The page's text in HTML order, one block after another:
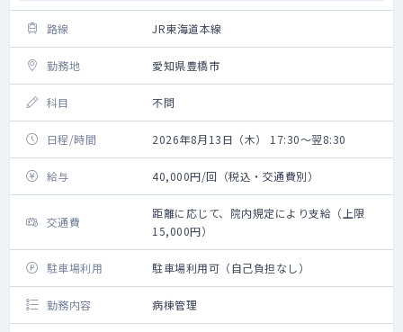
路線 JR東海道本線
勤務地 愛知県豊橋市
科目 不問
日程/時間 2026年8月13日（木） 17:30～翌8:30
給与 40,000円/回（税込・交通費別）
交通費
距離に応じて、院内規定により支給（上限
15,000円）
駐車場利用 駐車場利用可（自己負担なし）
勤務内容 病棟管理